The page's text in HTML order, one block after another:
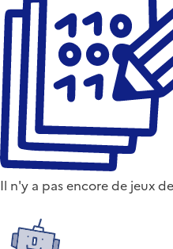
Il n'y a pas encore de jeux